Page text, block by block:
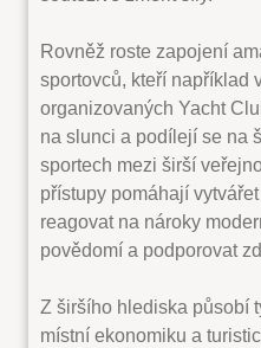
Rovněž roste zapojení
sportovců, kteří například
organizovaných Yacht
na slunci a podílejí se na
sportech mezi širší
přístupy pomáhají
reagovat na nároky
povědomí a podporovat
Z širšího hlediska působí
místní ekonomiku a